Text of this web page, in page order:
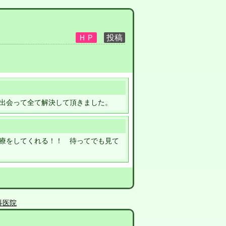
って全て解決して頂きました。
をしてくれる！！ 待ってでも見て
院